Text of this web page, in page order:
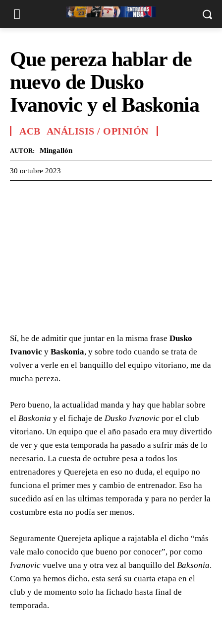
Que pereza hablar de
nuevo de Dusko
Ivanovic y el Baskonia
ACB ANÁLISIS / OPINIÓN
AUTOR: Mingallón
30 octubre 2023
Sí, he de admitir que juntar en la misma frase Dusko
Ivanovic y Baskonia, y sobre todo cuando se trata de
volver a verle en el banquillo del equipo vitoriano, me da
mucha pereza.
Pero bueno, la actualidad manda y hay que hablar sobre
el Baskonia y el fichaje de Dusko Ivanovic por el club
vitoriano. Un equipo que el año pasado era muy divertido
de ver y que esta temporada ha pasado a sufrir más de lo
necesario. La cuesta de octubre pesa a todos los
entrenadores y Querejeta en eso no duda, el equipo no
funciona el primer mes y cambio de entrenador. Eso ha
sucedido así en las ultimas temporada y para no perder la
costumbre esta no podía ser menos.
Seguramente Querejeta aplique a rajatabla el dicho “más
vale malo conocido que bueno por conocer”, por como
Ivanovic vuelve una y otra vez al banquillo del Baksonia.
Como ya hemos dicho, esta será su cuarta etapa en el
club y de momento solo ha fichado hasta final de
temporada.